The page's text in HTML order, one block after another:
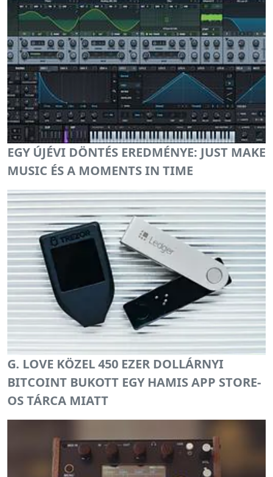
EGY ÚJÉVI DÖNTÉS EREDMÉNYE: JUST MAKE
MUSIC ÉS A MOMENTS IN TIME
G. LOVE KÖZEL 450 EZER DOLLÁRNYI
BITCOINT BUKOTT EGY HAMIS APP STORE-
OS TÁRCA MIATT